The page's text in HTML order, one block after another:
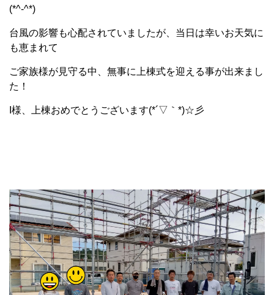
(*^-^*)
台風の影響も心配されていましたが、当日は幸いお天気に
も恵まれて
ご家族様が見守る中、無事に上棟式を迎える事が出来まし
た！
I様、上棟おめでとうございます(*´▽｀*)☆彡